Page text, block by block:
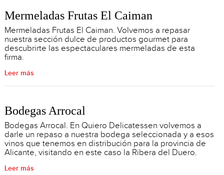
Mermeladas Frutas El Caiman
Mermeladas Frutas El Caiman. Volvemos a repasar
nuestra sección dulce de productos gourmet para
descubrirte las espectaculares mermeladas de esta
firma.
Leer más
Bodegas Arrocal
Bodegas Arrocal. En Quiero Delicatessen volvemos a
darle un repaso a nuestra bodega seleccionada y a esos
vinos que tenemos en distribución para la provincia de
Alicante, visitando en este caso la Ribera del Duero.
Leer más